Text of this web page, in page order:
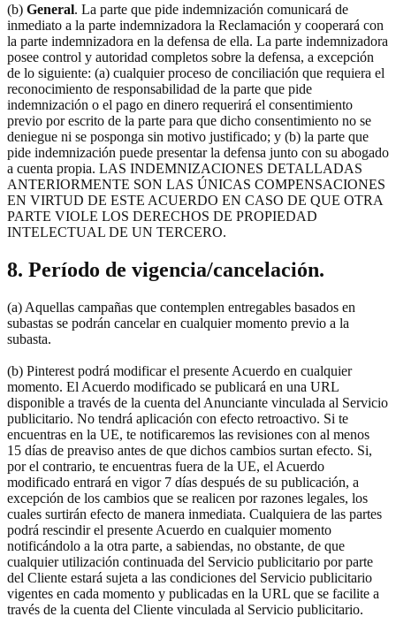
(b) General. La parte que pide indemnización comunicará de
inmediato a la parte indemnizadora la Reclamación y cooperará con
la parte indemnizadora en la defensa de ella. La parte indemnizadora
posee control y autoridad completos sobre la defensa, a excepción
de lo siguiente: (a) cualquier proceso de conciliación que requiera el
reconocimiento de responsabilidad de la parte que pide
indemnización o el pago en dinero requerirá el consentimiento
previo por escrito de la parte para que dicho consentimiento no se
deniegue ni se posponga sin motivo justificado; y (b) la parte que
pide indemnización puede presentar la defensa junto con su abogado
a cuenta propia. LAS INDEMNIZACIONES DETALLADAS
ANTERIORMENTE SON LAS ÚNICAS COMPENSACIONES
EN VIRTUD DE ESTE ACUERDO EN CASO DE QUE OTRA
PARTE VIOLE LOS DERECHOS DE PROPIEDAD
INTELECTUAL DE UN TERCERO.
8. Período de vigencia/cancelación.
(a) Aquellas campañas que contemplen entregables basados en
subastas se podrán cancelar en cualquier momento previo a la
subasta.
(b) Pinterest podrá modificar el presente Acuerdo en cualquier
momento. El Acuerdo modificado se publicará en una URL
disponible a través de la cuenta del Anunciante vinculada al Servicio
publicitario. No tendrá aplicación con efecto retroactivo. Si te
encuentras en la UE, te notificaremos las revisiones con al menos
15 días de preaviso antes de que dichos cambios surtan efecto. Si,
por el contrario, te encuentras fuera de la UE, el Acuerdo
modificado entrará en vigor 7 días después de su publicación, a
excepción de los cambios que se realicen por razones legales, los
cuales surtirán efecto de manera inmediata. Cualquiera de las partes
podrá rescindir el presente Acuerdo en cualquier momento
notificándolo a la otra parte, a sabiendas, no obstante, de que
cualquier utilización continuada del Servicio publicitario por parte
del Cliente estará sujeta a las condiciones del Servicio publicitario
vigentes en cada momento y publicadas en la URL que se facilite a
través de la cuenta del Cliente vinculada al Servicio publicitario.